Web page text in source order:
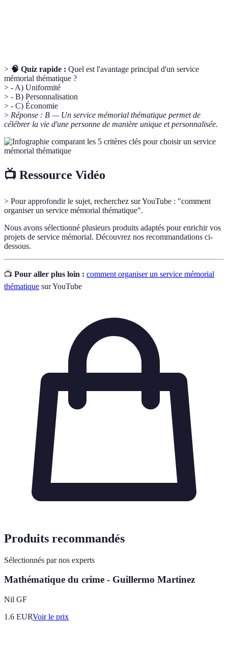
> 🧠 Quiz rapide : Quel est l'avantage principal d'un service
mémorial thématique ?
> - A) Uniformité
> - B) Personnalisation
> - C) Économie
> Réponse : B — Un service mémorial thématique permet de
célébrer la vie d'une personne de manière unique et personnalisée.
📺 Ressource Vidéo
> Pour approfondir le sujet, recherchez sur YouTube : "comment
organiser un service mémorial thématique".
Nous avons sélectionné plusieurs produits adaptés pour enrichir vos
projets de service mémorial. Découvrez nos recommandations ci-
dessous.
📺 Pour aller plus loin : comment organiser un service mémorial
thématique sur YouTube
Produits recommandés
Sélectionnés par nos experts
Mathématique du crime - Guillermo Martinez
Nil GF
1.6 EURVoir le prix